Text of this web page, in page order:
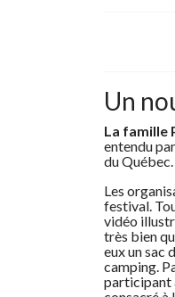
Un
La famille
entendu
du Québec.
Les
festival.
vidéo
très bien
eux un sac
camping.
participant